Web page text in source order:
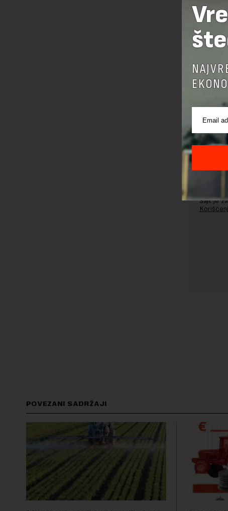
Pre
Sajt je
POVEZANI SADRŽAJI